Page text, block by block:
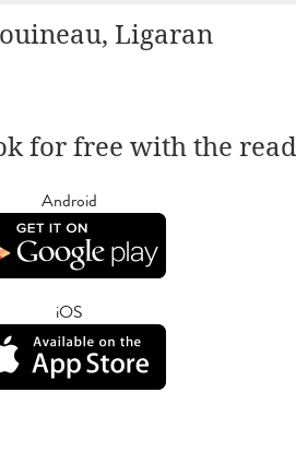
Ligaran
for free with the
Android
iOS